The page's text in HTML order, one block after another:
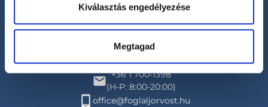
Kiválasztás engedélyezése
Megtagad
Segíthetünk?
+36 1 700-1398
(H-P: 8:00-20:00)
office@foglaljorvost.hu